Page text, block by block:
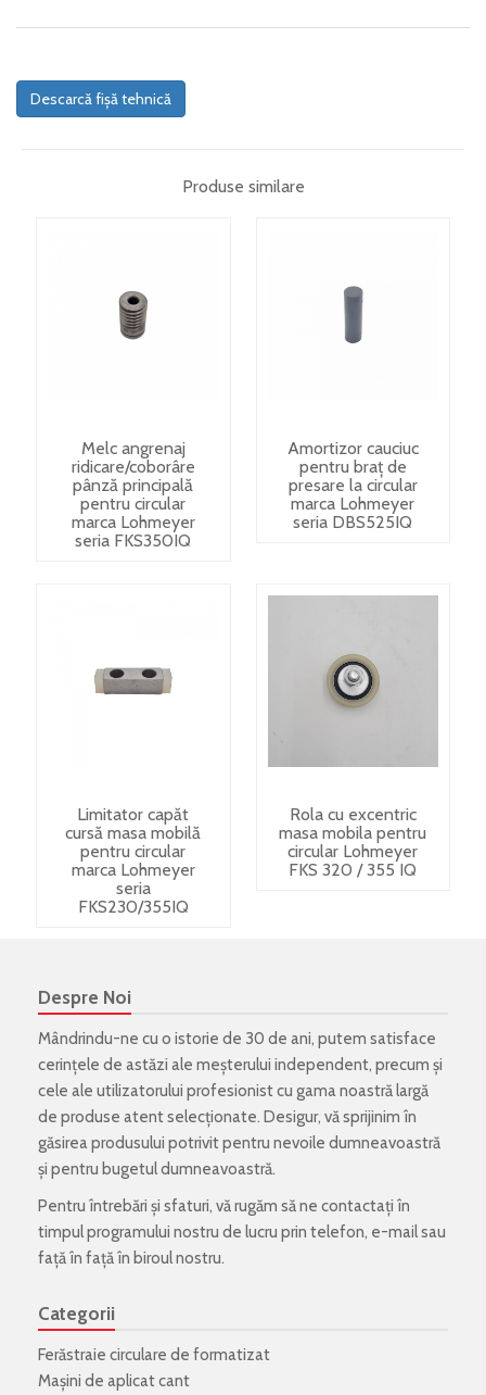
Descarcă fișă tehnică
Produse similare
Melc angrenaj
ridicare/coborâre
pânză principală
pentru circular
marca Lohmeyer
seria FKS350IQ
Amortizor cauciuc
pentru braț de
presare la circular
marca Lohmeyer
seria DBS525IQ
Limitator capăt
cursă masa mobilă
pentru circular
marca Lohmeyer
seria
FKS230/355IQ
Rola cu excentric
masa mobila pentru
circular Lohmeyer
FKS 320 / 355 IQ
Despre Noi
Mândrindu-ne cu o istorie de 30 de ani, putem satisface
cerințele de astăzi ale meșterului independent, precum și
cele ale utilizatorului profesionist cu gama noastră largă
de produse atent selecționate. Desigur, vă sprijinim în
găsirea produsului potrivit pentru nevoile dumneavoastră
și pentru bugetul dumneavoastră.
Pentru întrebări și sfaturi, vă rugăm să ne contactați în
timpul programului nostru de lucru prin telefon, e-mail sau
față în față în biroul nostru.
Categorii
Ferăstraie circulare de formatizat
Mașini de aplicat cant